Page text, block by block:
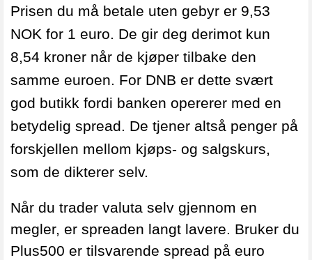
Prisen du må betale uten gebyr er 9,53
NOK for 1 euro. De gir deg derimot kun
8,54 kroner når de kjøper tilbake den
samme euroen. For DNB er dette svært
god butikk fordi banken opererer med en
betydelig spread. De tjener altså penger på
forskjellen mellom kjøps- og salgskurs,
som de dikterer selv.
Når du trader valuta selv gjennom en
megler, er spreaden langt lavere. Bruker du
Plus500 er tilsvarende spread på euro